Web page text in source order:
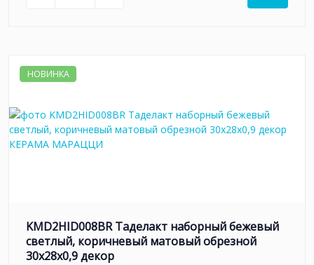
НОВИНКА
KMD2HID008BR Таделакт наборный бежевый
светлый, коричневый матовый обрезной
30x28x0,9 декор